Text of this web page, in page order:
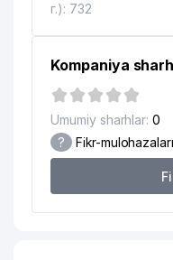
г.): 732
Kompaniya
Umumiy sharhlar: 0
? Fikr-